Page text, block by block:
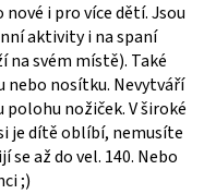
i pro více dětí. Jsou
aktivity i na spaní
svém místě). Také
nebo nosítku. Nevytváří
nožiček. V široké
je dítě oblíbí, nemusíte
se až do vel. 140. Nebo
;)